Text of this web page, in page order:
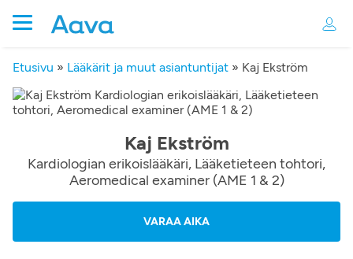
Etusivu » Lääkärit ja muut asiantuntijat » Kaj Ekström
Kaj Ekström
Kardiologian erikoislääkäri, Lääketieteen tohtori,
Aeromedical examiner (AME 1 & 2)
VARAA AIKA